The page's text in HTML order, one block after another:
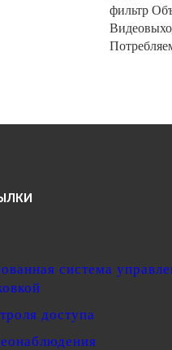
фильтр
система
доступа